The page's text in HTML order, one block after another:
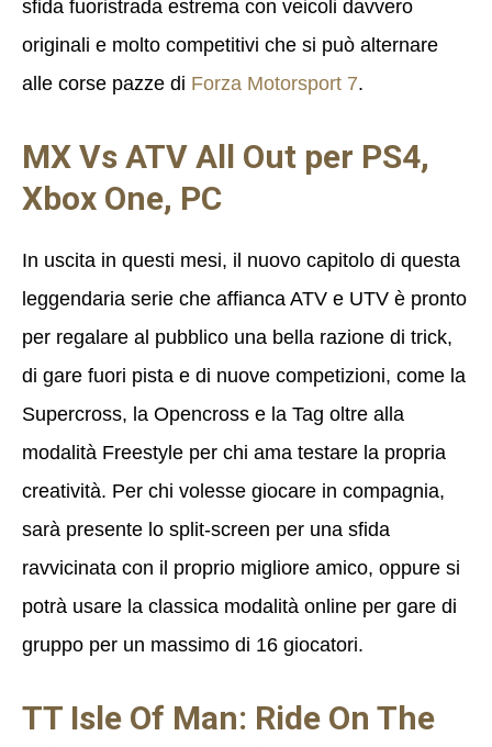
sfida fuoristrada estrema con veicoli davvero
originali e molto competitivi che si può alternare
alle corse pazze di Forza Motorsport 7.
MX Vs ATV All Out per PS4,
Xbox One, PC
In uscita in questi mesi, il nuovo capitolo di questa
leggendaria serie che affianca ATV e UTV è pronto
per regalare al pubblico una bella razione di trick,
di gare fuori pista e di nuove competizioni, come la
Supercross, la Opencross e la Tag oltre alla
modalità Freestyle per chi ama testare la propria
creatività. Per chi volesse giocare in compagnia,
sarà presente lo split-screen per una sfida
ravvicinata con il proprio migliore amico, oppure si
potrà usare la classica modalità online per gare di
gruppo per un massimo di 16 giocatori.
TT Isle Of Man: Ride On The